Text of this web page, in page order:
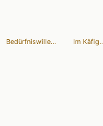
Bedürfniswille... Im